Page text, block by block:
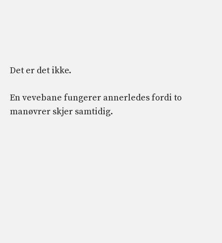
Det er det ikke.
En vevebane fungerer annerledes fordi to
manøvrer skjer samtidig.